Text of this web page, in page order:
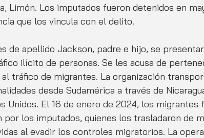
Limón. Los imputados fueron detenidos en
que los vincula con el delito.
de apellido Jackson, padre e hijo, se
ilícito de personas. Se les acusa de
tráfico de migrantes. La organización
desde Sudamérica a través de
Unidos. El 16 de enero de 2024, los migrantes
por los imputados, quienes los trasladaron de
al evadir los controles migratorios. La